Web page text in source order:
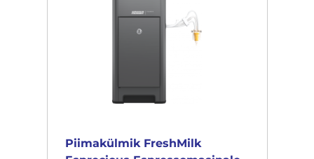
Piimakülmik FreshMilk